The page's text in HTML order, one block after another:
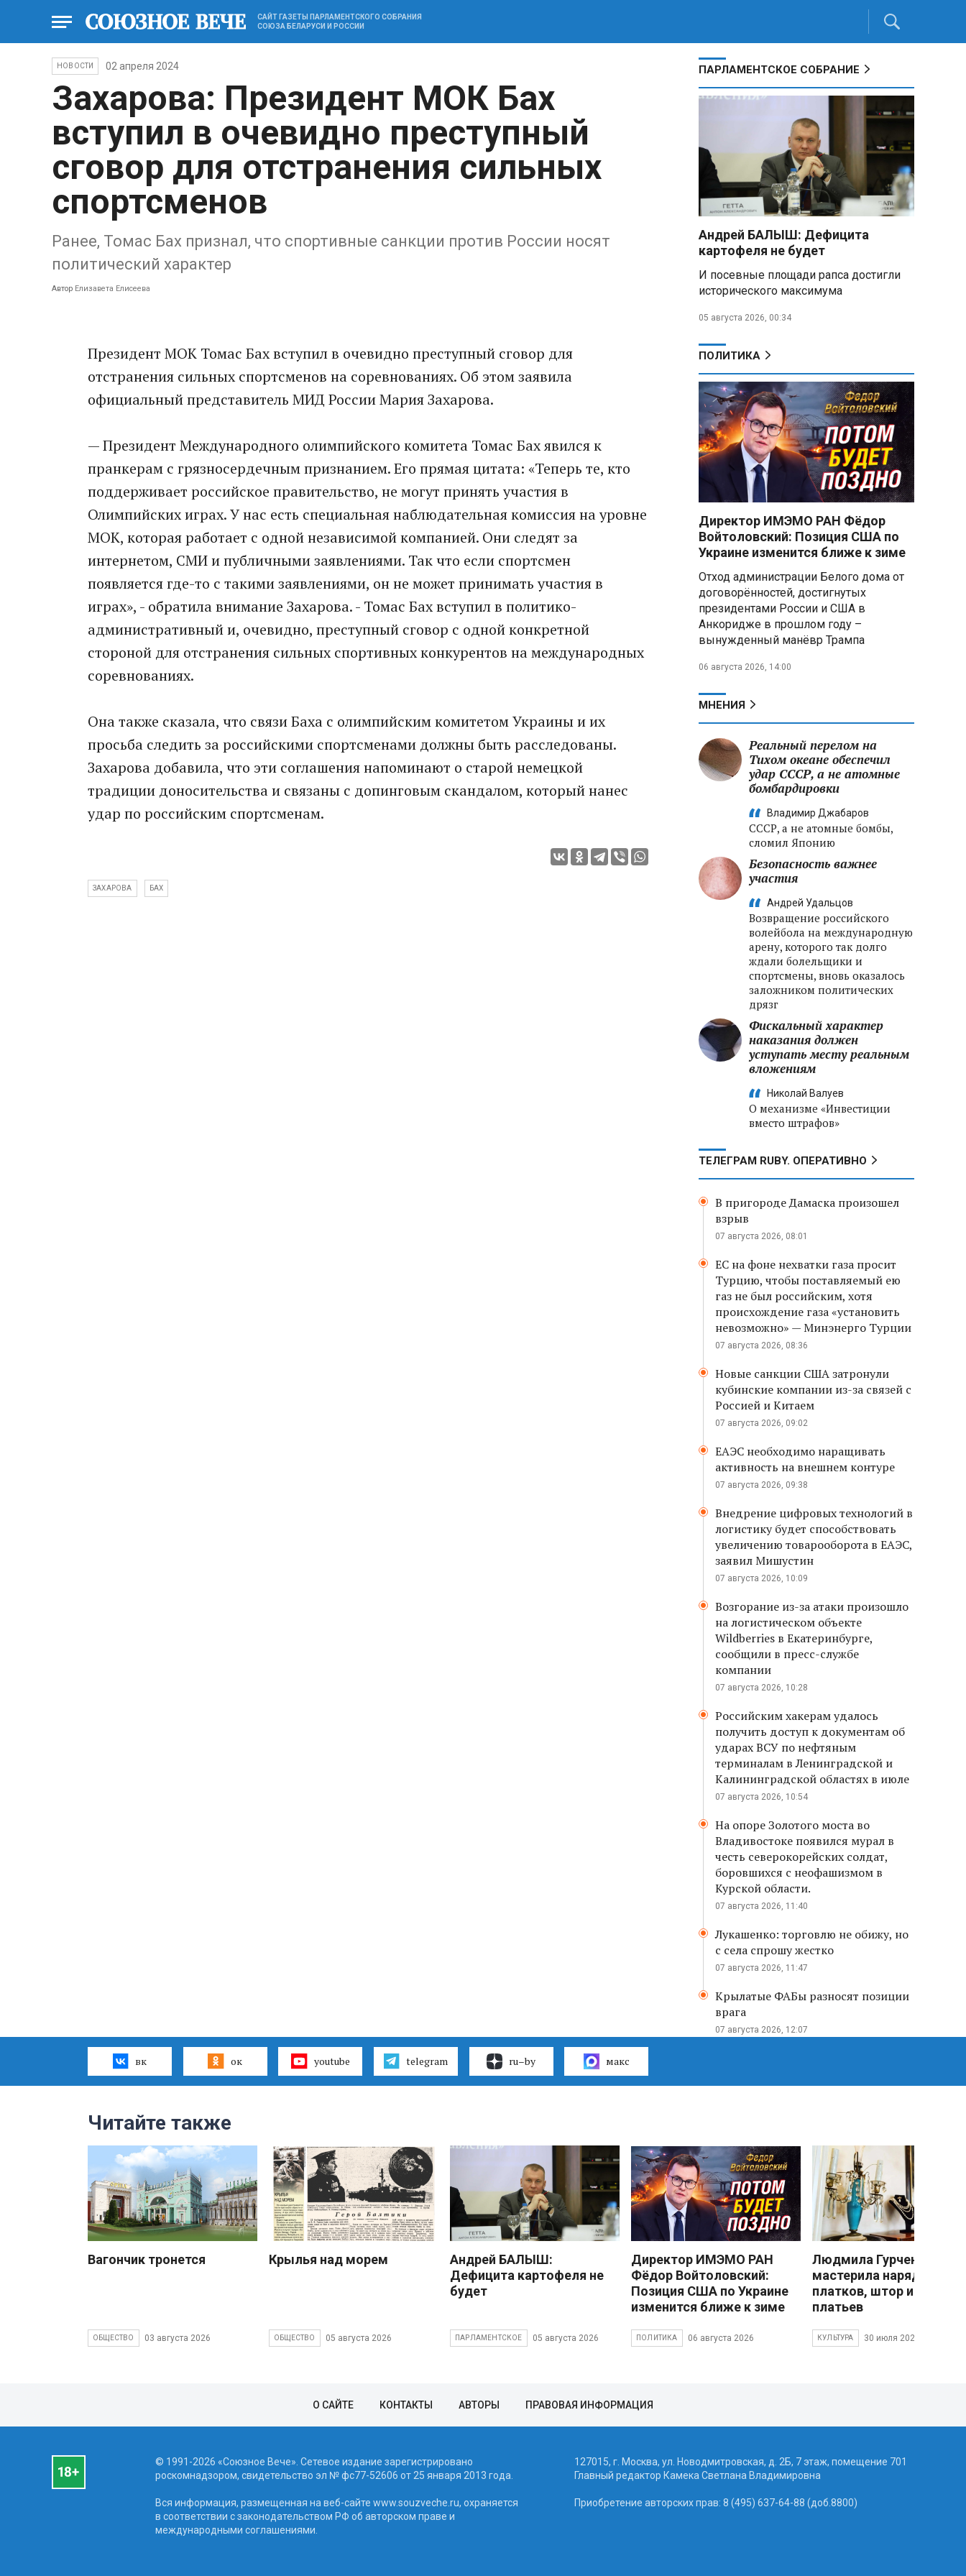
САЙТ ГАЗЕТЫ ПАРЛАМЕНТСКОГО СОБРАНИЯ
СОЮЗА БЕЛАРУСИ И РОССИИ
НОВОСТИ 02 апреля 2024
Захарова: Президент МОК Бах
вступил в очевидно преступный
сговор для отстранения сильных
спортсменов
Ранее, Томас Бах признал, что спортивные санкции против России носят
политический характер
Автор Елизавета Елисеева
Президент МОК Томас Бах вступил в очевидно преступный сговор для
отстранения сильных спортсменов на соревнованиях. Об этом заявила
официальный представитель МИД России Мария Захарова.
— Президент Международного олимпийского комитета Томас Бах явился к
пранкерам с грязносердечным признанием. Его прямая цитата: «Теперь те, кто
поддерживает российское правительство, не могут принять участия в
Олимпийских играх. У нас есть специальная наблюдательная комиссия на уровне
МОК, которая работает с одной независимой компанией. Они следят за
интернетом, СМИ и публичными заявлениями. Так что если спортсмен
появляется где-то с такими заявлениями, он не может принимать участия в
играх», - обратила внимание Захарова. - Томас Бах вступил в политико-
административный и, очевидно, преступный сговор с одной конкретной
стороной для отстранения сильных спортивных конкурентов на международных
соревнованиях.
Она также сказала, что связи Баха с олимпийским комитетом Украины и их
просьба следить за российскими спортсменами должны быть расследованы.
Захарова добавила, что эти соглашения напоминают о старой немецкой
традиции доносительства и связаны с допинговым скандалом, который нанес
удар по российским спортсменам.
ЗАХАРОВА БАХ
ПАРЛАМЕНТСКОЕ СОБРАНИЕ
Андрей БАЛЫШ: Дефицита
картофеля не будет
И посевные площади рапса достигли
исторического максимума
05 августа 2026, 00:34
ПОЛИТИКА
Директор ИМЭМО РАН Фёдор
Войтоловский: Позиция США по
Украине изменится ближе к зиме
Отход администрации Белого дома от
договорённостей, достигнутых
президентами России и США в
Анкоридже в прошлом году –
вынужденный манёвр Трампа
06 августа 2026, 14:00
МНЕНИЯ
Реальный перелом на
Тихом океане обеспечил
удар СССР, а не атомные
бомбардировки
Владимир Джабаров
СССР, а не атомные бомбы,
сломил Японию
Безопасность важнее
участия
Андрей Удальцов
Возвращение российского
волейбола на международную
арену, которого так долго
ждали болельщики и
спортсмены, вновь оказалось
заложником политических
дрязг
Фискальный характер
наказания должен
уступать месту реальным
вложениям
Николай Валуев
О механизме «Инвестиции
вместо штрафов»
ТЕЛЕГРАМ RUBY. ОПЕРАТИВНО
В пригороде Дамаска произошел
взрыв
07 августа 2026, 08:01
ЕС на фоне нехватки газа просит
Турцию, чтобы поставляемый ею
газ не был российским, хотя
происхождение газа «установить
невозможно» — Минэнерго Турции
07 августа 2026, 08:36
Новые санкции США затронули
кубинские компании из-за связей с
Россией и Китаем
07 августа 2026, 09:02
ЕАЭС необходимо наращивать
активность на внешнем контуре
07 августа 2026, 09:38
Внедрение цифровых технологий в
логистику будет способствовать
увеличению товарооборота в ЕАЭС,
заявил Мишустин
07 августа 2026, 10:09
Возгорание из-за атаки произошло
на логистическом объекте
Wildberries в Екатеринбурге,
сообщили в пресс-службе
компании
07 августа 2026, 10:28
Российским хакерам удалось
получить доступ к документам об
ударах ВСУ по нефтяным
терминалам в Ленинградской и
Калининградской областях в июле
07 августа 2026, 10:54
На опоре Золотого моста во
Владивостоке появился мурал в
честь северокорейских солдат,
боровшихся с неофашизмом в
Курской области.
07 августа 2026, 11:40
Лукашенко: торговлю не обижу, но
с села спрошу жестко
07 августа 2026, 11:47
Крылатые ФАБы разносят позиции
врага
07 августа 2026, 12:07
вк ок youtube telegram ru–by макс
Читайте также
Вагончик тронется
ОБЩЕСТВО 03 августа 2026
Крылья над морем
ОБЩЕСТВО 05 августа 2026
Андрей БАЛЫШ:
Дефицита картофеля не
будет
ПАРЛАМЕНТСКОЕ 05 августа 2026
Директор ИМЭМО РАН
Фёдор Войтоловский:
Позиция США по Украине
изменится ближе к зиме
ПОЛИТИКА 06 августа 2026
Людмила Гурченко
мастерила наряды из
платков, штор и детских
платьев
КУЛЬТУРА 30 июля 2026
О САЙТЕ КОНТАКТЫ АВТОРЫ ПРАВОВАЯ ИНФОРМАЦИЯ
© 1991-2026 «Союзное Вече». Сетевое издание зарегистрировано
роскомнадзором, свидетельство эл № фc77-52606 от 25 января 2013 года.
Вся информация, размещенная на веб-сайте www.souzveche.ru, охраняется
в соответствии с законодательством РФ об авторском праве и
международными соглашениями.
127015, г. Москва, ул. Новодмитровская, д. 2Б, 7 этаж, помещение 701
Главный редактор Камека Светлана Владимировна
Приобретение авторских прав: 8 (495) 637-64-88 (доб.8800)